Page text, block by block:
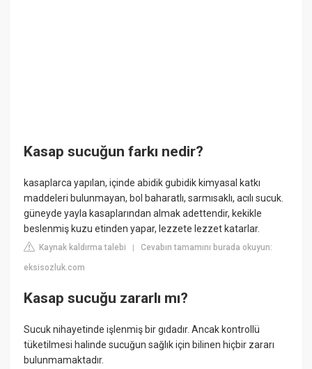
Kasap sucuğun farkı nedir?
kasaplarca yapılan, içinde abidik gubidik kimyasal katkı
maddeleri bulunmayan, bol baharatlı, sarmısaklı, acılı sucuk.
güneyde yayla kasaplarından almak adettendir, kekikle
beslenmiş kuzu etinden yapar, lezzete lezzet katarlar.
Kaynak kaldırma talebi |Cevabın tamamını burada okuyun:
eksisozluk.com
Kasap sucuğu zararlı mı?
Sucuk nihayetinde işlenmiş bir gıdadır. Ancak kontrollü
tüketilmesi halinde sucuğun sağlık için bilinen hiçbir zararı
bulunmamaktadır.